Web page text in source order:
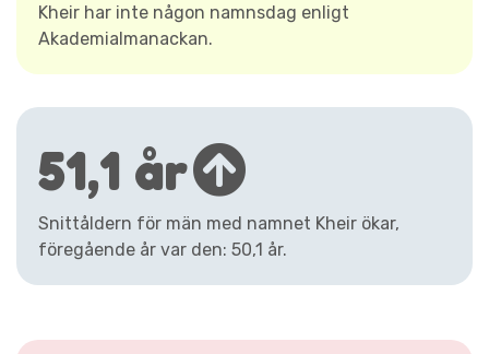
Kheir har inte någon namnsdag enligt
Akademialmanackan.
51,1 år
Snittåldern för män med namnet Kheir ökar,
föregående år var den: 50,1 år.